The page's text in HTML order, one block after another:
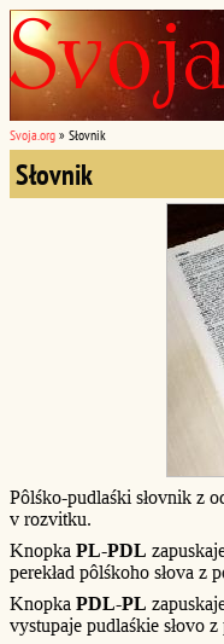
Svoja.org » Słovnik
Słovnik
Pôlśko-pudlaśki słovnik z
v rozvitku.
Knopka PL-PDL
perekład pôlśkoho słova z
Knopka PDL-PL
vystupaje pudlaśkie słovo